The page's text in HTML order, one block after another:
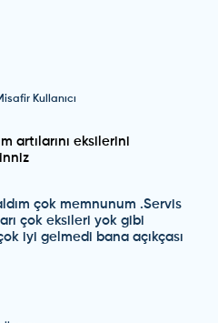
Kullanıcı
artılarını eksilerini
çok memnunum .Servis
çok eksileri yok gibi
iyi gelmedi bana açıkçası